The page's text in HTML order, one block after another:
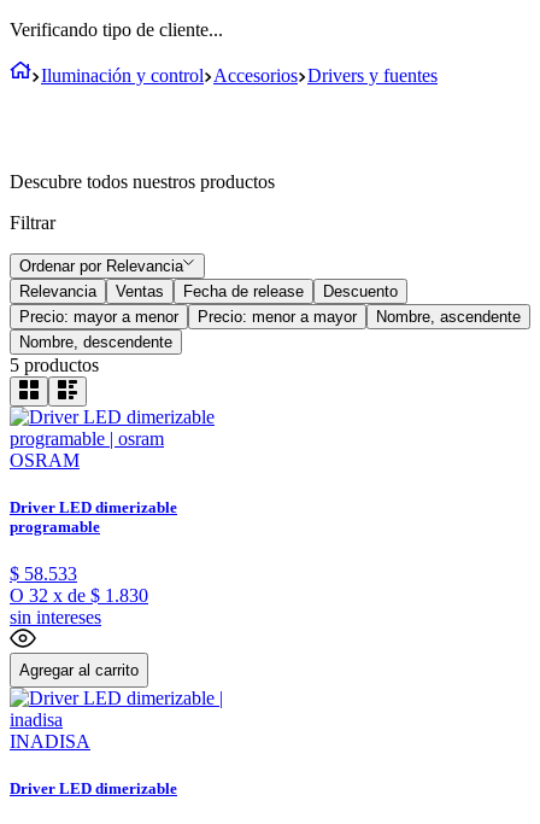
Verificando tipo de cliente...
Iluminación y control Accesorios Drivers y fuentes
Descubre todos nuestros productos
Filtrar
Ordenar por Relevancia
Relevancia
Ventas Fecha de release
Descuento
Precio: mayor a menor
Precio: menor a mayor
Nombre, ascendente
Nombre, descendente
5 productos
OSRAM
Driver LED dimerizable
programable
$ 58.533
O 32 x de $ 1.830
sin intereses
Agregar al carrito
INADISA
Driver LED dimerizable